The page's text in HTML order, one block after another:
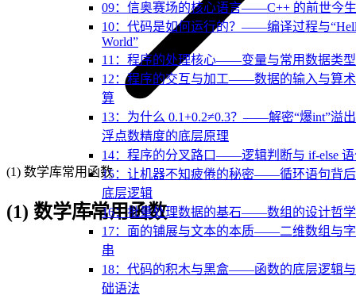
09：信奥赛场的核心语言——C++ 的前世今生
10：代码是如何运行的？——编译过程与
World”
11：程序的处理核心——变量与常用数据类型
12：程序的交互与加工——数据的输入与算
算
13：为什么 0.1+0.2≠0.3？——解密“爆int”溢
浮点数精度的底层原理
14：程序的分叉路口——逻辑判断与 if-else
15：让机器不知疲倦的秘密——循环语句背
底层逻辑
16：批量处理数据的基石——数组的设计哲学
17：面的铺展与文本的本质——二维数组与
串
18：代码的积木与黑盒——函数的底层逻辑
础语法
(1) 数学库常用函数
(1) 数学库常用函数